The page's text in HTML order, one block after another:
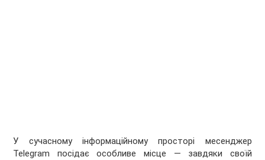
У сучасному інформаційному просторі месенджер
Telegram посідає особливе місце — завдяки своїй